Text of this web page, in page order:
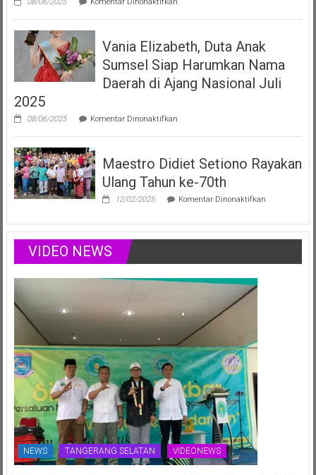
Elizabeth
Duta
Anak
Sumsel
Menginspirasi
Modelling
Positif
Vania Elizabeth, Duta Anak
Sumsel Siap Harumkan Nama
Daerah di Ajang Nasional Juli
2025
08/06/2025 Komentar Dinonaktifkanpada
Elizabeth,
Anak
Sumsel
Siap
Harumkan
Ajang
Juli
Maestro Didiet Setiono Rayakan
Ulang Tahun ke-70th
12/02/2025 Komentar Dinonaktifkanpada
Setiono
Rayakan
Tahun
VIDEO NEWS
NEWS TANGERANG SELATAN VIDEONEWS